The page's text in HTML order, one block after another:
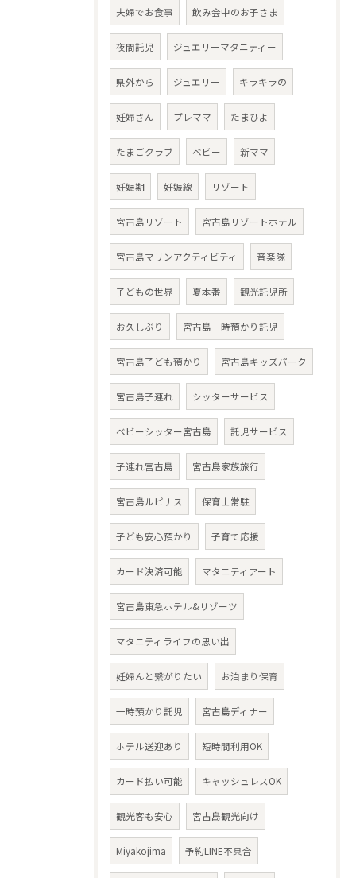
夫婦でお食事 飲み会中のお子さま
夜間託児 ジュエリーマタニティー
県外から ジュエリー キラキラの
妊婦さん プレママ たまひよ
たまごクラブ ベビー 新ママ
妊娠期 妊娠線 リゾート
宮古島リゾート 宮古島リゾートホテル
宮古島マリンアクティビティ 音楽隊
子どもの世界 夏本番 観光託児所
お久しぶり 宮古島一時預かり託児
宮古島子ども預かり 宮古島キッズパーク
宮古島子連れ シッターサービス
ベビーシッター宮古島 託児サービス
子連れ宮古島 宮古島家族旅行
宮古島ルピナス 保育士常駐
子ども安心預かり 子育て応援
カード決済可能 マタニティアート
宮古島東急ホテル&リゾーツ
マタニティライフの思い出
妊婦んと繋がりたい お泊まり保育
一時預かり託児 宮古島ディナー
ホテル送迎あり 短時間利用OK
カード払い可能 キャッシュレスOK
観光客も安心 宮古島観光向け
Miyakojima 予約LINE不具合